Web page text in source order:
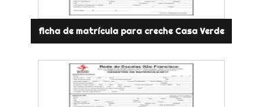
ficha de matrícula para creche Casa Verde